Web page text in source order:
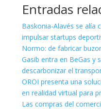
Entradas
Baskonia-Alavés se alía
impulsar startups
Normo: de fabricar
Gasib entra en BeGas y
descarbonizar el
OROI presenta una
en realidad virtual para
Las compras del